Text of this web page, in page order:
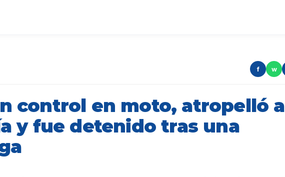
f w
control en moto, atropelló a
y fue detenido tras una